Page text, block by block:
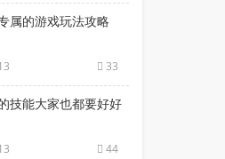
属的游戏玩法攻略
33
技能大家也都要好好
44